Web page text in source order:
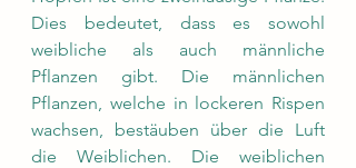
Dies bedeutet, dass es sowohl
weibliche als auch männliche
Pflanzen gibt. Die männlichen
Pflanzen, welche in lockeren Rispen
wachsen, bestäuben über die Luft
die Weiblichen. Die weiblichen